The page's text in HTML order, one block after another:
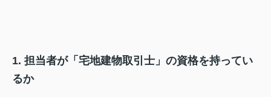
1. 担当者が「宅地建物取引士」の資格を持ってい
るか